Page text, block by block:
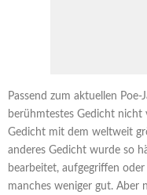
Passend zum aktuellen
berühmtestes Gedicht nicht
Gedicht mit dem weltweit
anderes Gedicht wurde so
bearbeitet, aufgegriffen
manches weniger gut. Aber